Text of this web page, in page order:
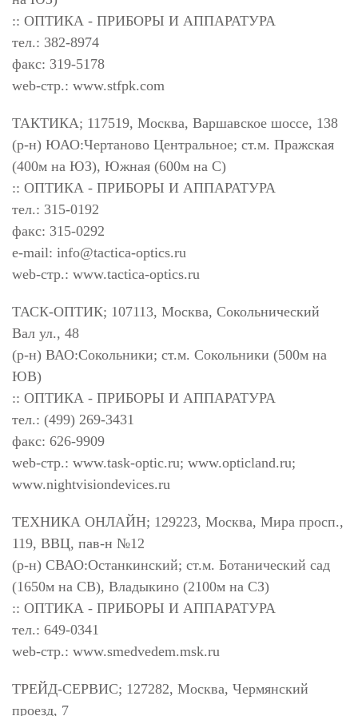
:: ОПТИКА - ПРИБОРЫ И АППАРАТУРА
тел.: 382-8974
факс: 319-5178
web-стр.: www.stfpk.com
ТАКТИКА; 117519, Москва, Варшавское шоссе, 138
(р-н) ЮАО:Чертаново Центральное; ст.м. Пражская
(400м на ЮЗ), Южная (600м на С)
:: ОПТИКА - ПРИБОРЫ И АППАРАТУРА
тел.: 315-0192
факс: 315-0292
e-mail: info@tactica-optics.ru
web-стр.: www.tactica-optics.ru
ТАСК-ОПТИК; 107113, Москва, Сокольнический
Вал ул., 48
(р-н) ВАО:Сокольники; ст.м. Сокольники (500м на
ЮВ)
:: ОПТИКА - ПРИБОРЫ И АППАРАТУРА
тел.: (499) 269-3431
факс: 626-9909
web-стр.: www.task-optic.ru; www.opticland.ru;
www.nightvisiondevices.ru
ТЕХНИКА ОНЛАЙН; 129223, Москва, Мира просп.,
119, ВВЦ, пав-н №12
(р-н) СВАО:Останкинский; ст.м. Ботанический сад
(1650м на СВ), Владыкино (2100м на СЗ)
:: ОПТИКА - ПРИБОРЫ И АППАРАТУРА
тел.: 649-0341
web-стр.: www.smedvedem.msk.ru
ТРЕЙД-СЕРВИС; 127282, Москва, Чермянский
проезд, 7